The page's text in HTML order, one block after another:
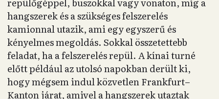
hangszerek és a szükséges felszerelés
kamionnal utazik, ami egy egyszerű és
kényelmes megoldás. Sokkal összetettebb
feladat, ha a felszerelés repül. A kínai turné
előtt például az utolsó napokban derült ki,
hogy mégsem indul közvetlen Frankfurt–
Kanton járat, amivel a hangszerek utaztak